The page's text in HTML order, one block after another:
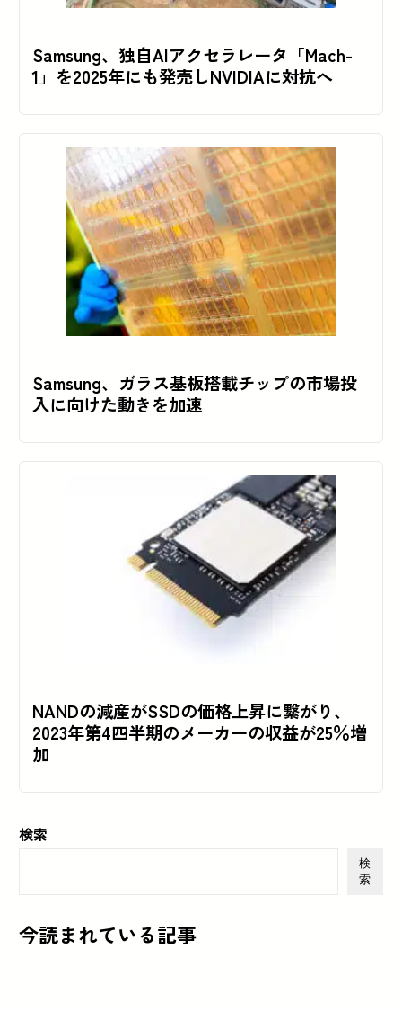
Samsung、独自AIアクセラレータ「Mach-
1」を2025年にも発売しNVIDIAに対抗へ
Samsung、ガラス基板搭載チップの市場投
入に向けた動きを加速
NANDの減産がSSDの価格上昇に繋がり、
2023年第4四半期のメーカーの収益が25％増
加
検索
検
索
今読まれている記事